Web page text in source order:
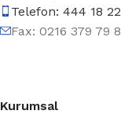
Telefon: 444 18 22
Fax: 0216 379 79
Kurumsal